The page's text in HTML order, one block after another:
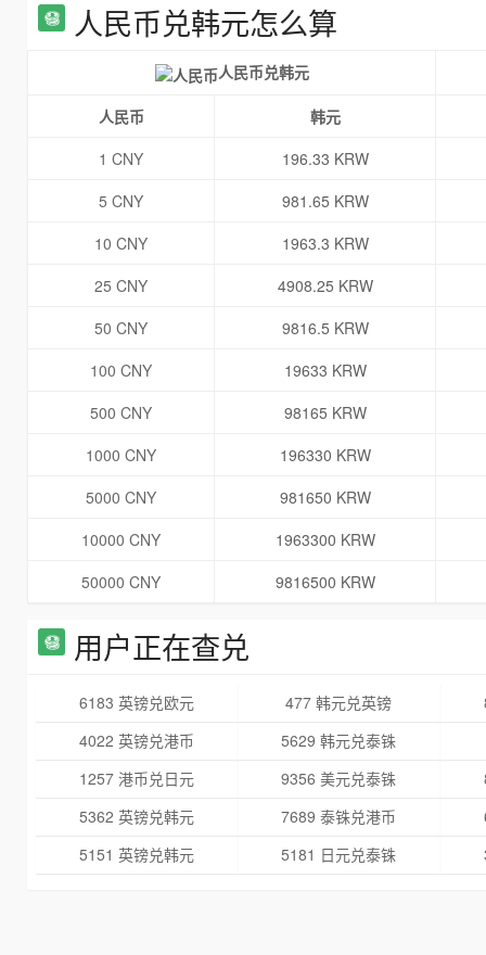
人民币兑韩元怎么算
人民币兑韩元
人民币
韩元
1 CNY
196.33 KRW
5 CNY
981.65 KRW
10 CNY
1963.3 KRW
25 CNY
4908.25 KRW
50 CNY
9816.5 KRW
100 CNY
19633 KRW
500 CNY
98165 KRW
1000 CNY
196330 KRW
5000 CNY
981650 KRW
10000 CNY
1963300 KRW
50000 CNY
9816500 KRW
用户正在查兑
6183 英镑兑欧元 477 韩元兑英镑
4022 英镑兑港币
5629 韩元兑泰铢
1257 港币兑日元
9356 美元兑泰铢
5362 英镑兑韩元
7689 泰铢兑港币
5151 英镑兑韩元
5181 日元兑泰铢